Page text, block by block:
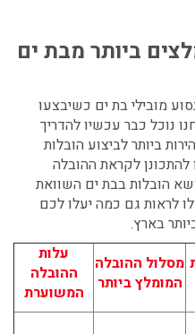
ביותר מבת ים
מובילי בת ים כשיבצעו
נוכל כבר עכשיו להדריך
ביותר לביצוע הובלות
לקראת ההובלה
הובלות בבת ים השוואת
לראות גם כמה יעלו לכם
בארץ.
מסלול ההובלה
המומלץ ביותר
עלות
ההובלה
המשוערת